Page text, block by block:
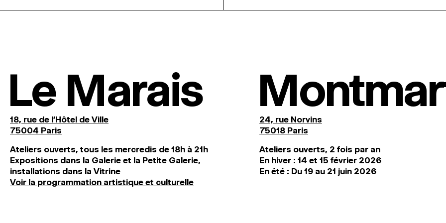
Le Marais
18, rue de l'Hôtel de Ville
75004 Paris
Ateliers ouverts, tous les mercredis de 18h à 21h
Expositions dans la Galerie et la Petite Galerie,
installations dans la Vitrine
Voir la programmation artistique et culturelle
24, rue Norvins
75018 Paris
Ateliers ouverts, 2 fois par an
En hiver : 14 et 15 février 2026
En été : Du 19 au 21 juin 2026